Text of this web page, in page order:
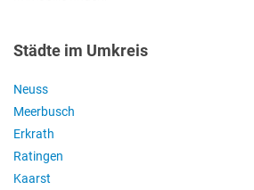
Städte im Umkreis
Neuss
Meerbusch
Erkrath
Ratingen
Kaarst